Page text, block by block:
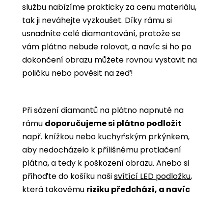
službu nabízíme prakticky za cenu materiálu,
tak ji neváhejte vyzkoušet. Díky rámu si
usnadníte celé diamantování, protože se
vám plátno nebude rolovat, a navíc si ho po
dokončení obrazu můžete rovnou vystavit na
poličku nebo pověsit na zeď!
Při sázení diamantů na plátno napnuté na
rámu doporučujeme si plátno podložit
např. knížkou nebo kuchyňským prkýnkem,
aby nedocházelo k přílišnému protlačení
plátna, a tedy k poškození obrazu. Anebo si
přihoďte do košíku našisvítící LED podložku,
která takovému riziku předchází, a navíc